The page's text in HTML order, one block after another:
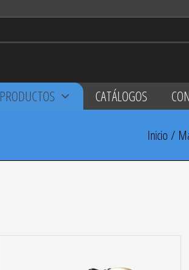
PRODUCTOS CATÁLOGOS
Inicio /